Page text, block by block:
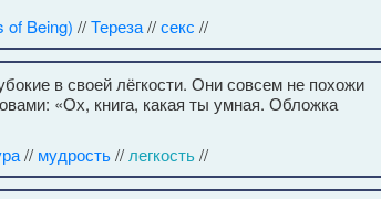
of Being) //Тереза//секс //
в своей лёгкости. Они совсем не похожи
«Ох, книга, какая ты умная. Обложка
// мудрость// легкость//